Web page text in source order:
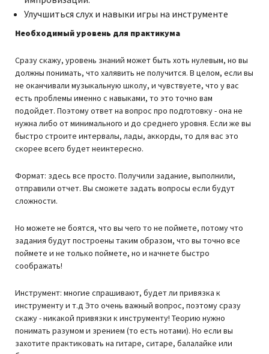
Улучшиться слух и навыки игры на инструменте
Необходимый уровень для практикума
Сразу скажу, уровень знаний может быть хоть нулевым, но вы
должны понимать, что халявить не получится. В целом, если вы
не оканчивали музыкальную школу, и чувствуете, что у вас
есть проблемы именно с навыками, то это точно вам
подойдет. Поэтому ответ на вопрос про подготовку - она не
нужна либо от минимального и до среднего уровня. Если же вы
быстро строите интервалы, лады, аккорды, то для вас это
скорее всего будет неинтересно.
Формат: здесь все просто. Получили задание, выполнили,
отправили отчет. Вы сможете задать вопросы если будут
сложности.
Но можете не боятся, что вы чего то не поймете, потому что
задания будут построены таким образом, что вы точно все
поймете и не только поймете, но и начнете быстро
соображать!
Инструмент: многие спрашивают, будет ли привязка к
инструменту и т.д Это очень важный вопрос, поэтому сразу
скажу - никакой привязки к инструменту! Теорию нужно
понимать разумом и зрением (то есть нотами). Но если вы
захотите практиковать на гитаре, ситаре, балалайке или